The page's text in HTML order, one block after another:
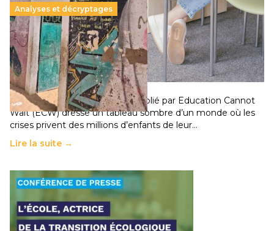
Analyses et décryptages
258 millions d’enfants victimes de la guerre, des
chocs climatiques et des déplacements de
population
11 juillet 2026- National
Un nouveau rapport mondial publié par Education Cannot
Wait (ECW) dresse un tableau sombre d’un monde où les
crises privent des millions d’enfants de leur…
Lire la suite →